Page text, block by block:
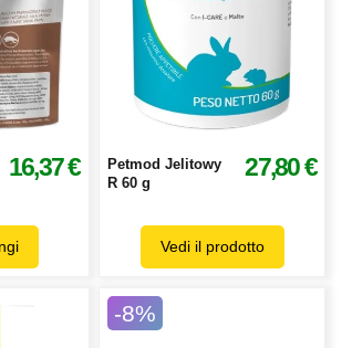
16,37 €
Petmod Jelitowy
R 60 g
27,80 €
Vedi il prodotto
-8%